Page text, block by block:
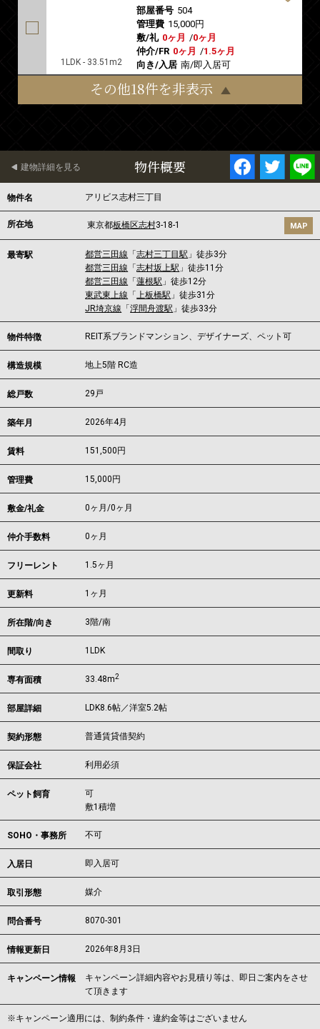
1LDK - 33.51m2
部屋番号 504
管理費 15,000円
敷/礼 0ヶ月 /0ヶ月
仲介/FR 0ヶ月 /1.5ヶ月
向き/入居 南/即入居可
その他18件を非表示
物件概要
建物詳細を見る
物件名 アリビス志村三丁目
所在地 東京都板橋区志村3-18-1 MAP
最寄駅 都営三田線 「志村三丁目駅 」徒歩3分
都営三田線 「志村坂上駅 」徒歩11分
都営三田線 「蓮根駅 」徒歩12分
東武東上線 「上板橋駅 」徒歩31分
JR埼京線 「浮間舟渡駅 」徒歩33分
物件特徴 REIT系ブランドマンション、デザイナーズ、ペット可
構造規模 地上5階 RC造
総戸数 29戸
築年月 2026年4月
賃料 151,500 円
管理費 15,000円
敷金/礼金 0ヶ月/0ヶ月
仲介手数料 0ヶ月
フリーレント 1.5ヶ月
更新料 1ヶ月
所在階/向き 3階/南
間取り 1LDK
専有面積 33.48m2
部屋詳細 LDK8.6帖／洋室5.2帖
契約形態 普通賃貸借契約
保証会社 利用必須
ペット飼育
可
敷1積増
SOHO・事務所 不可
入居日 即入居可
取引形態 媒介
問合番号 8070-301
情報更新日 2026年8月3日
キャンペーン情報
キャンペーン詳細内容やお見積り等は、即日ご案内をさせ
て頂きます
※キャンペーン適用には、制約条件・違約金等はございません